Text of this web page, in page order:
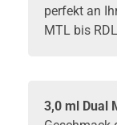
perfekt an
MTL bis
3,0 ml Dual